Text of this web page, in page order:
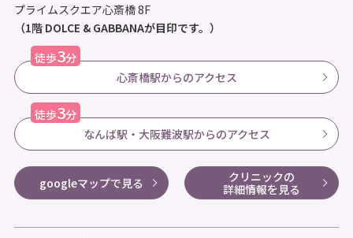
プライムスクエア心斎橋 8F
（1階 DOLCE & GABBANAが目印です。）
徒歩3分
心斎橋駅からのアクセス
徒歩3分
なんば駅・大阪難波駅からのアクセス
googleマップで見る
クリニックの
詳細情報を見る